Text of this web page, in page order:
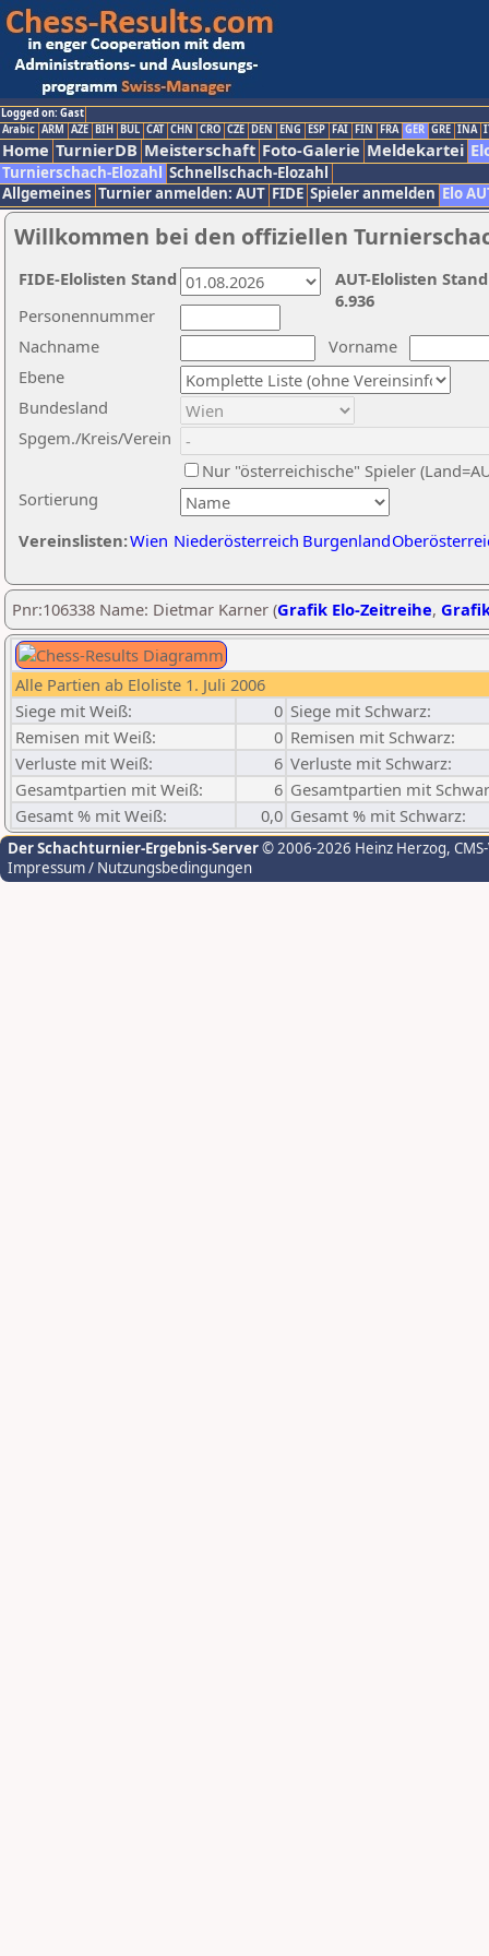
Logged on: Gast
Arabic ARM AZE BIH BUL CAT CHN CRO CZE DEN ENG ESP FAI FIN FRA GER GRE INA
Home TurnierDB Meisterschaft Foto-Galerie Meldekartei
Turnierschach-Elozahl Schnellschach-Elozahl
Allgemeines Turnier anmelden: AUT FIDE Spieler anmelden Elo
Willkommen bei den offiziellen
Nachname
Vorname
Ebene
Sortierung
Personennummer
Bundesland
Spgem./Kreis/Verein
Nur "österreichische" Spieler
Vereinslisten:Wien Niederösterreich Burgenland
AUT-Elolisten
6.936
FIDE-Elolisten Stand
Pnr:106338 Name: Dietmar Karner (Grafik Elo-Zeitreihe,
Alle Partien ab Eloliste 1. Juli 2006
Siege mit Weiß:
0 Siege mit Schwarz:
Remisen mit Weiß:
0 Remisen mit Schwarz:
Verluste mit Weiß:
6 Verluste mit Schwarz:
Gesamtpartien mit Weiß:
6 Gesamtpartien mit
Gesamt % mit Weiß:
0,0 Gesamt % mit Schwarz:
Der Schachturnier-Ergebnis-Server© 2006-2026 Heinz Herzog,
Impressum / Nutzungsbedingungen